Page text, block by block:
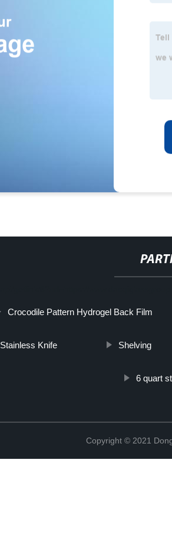
Crocodile Pattern Hydrogel Back Film
Stainless Knife Shelving
6 quart
Copyright © 2021